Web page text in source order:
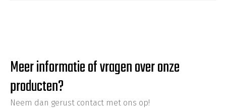
Meer informatie of vragen over onze
producten?
Neem dan gerust contact met ons op!